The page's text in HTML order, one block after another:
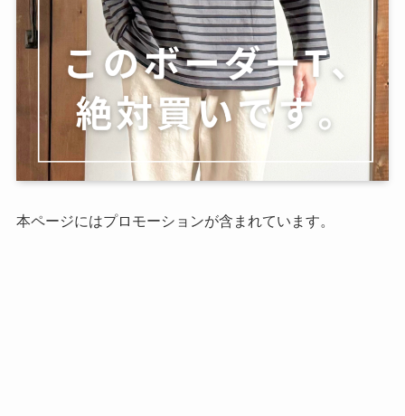
本ページにはプロモーションが含まれています。